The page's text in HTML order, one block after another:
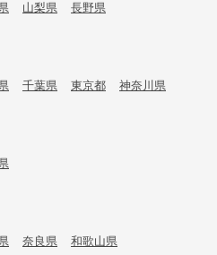
山梨県 長野県
千葉県 東京都 神奈川県
奈良県 和歌山県